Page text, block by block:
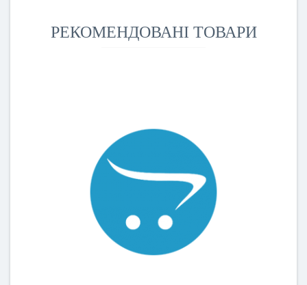
РЕКОМЕНДОВАНІ ТОВАРИ